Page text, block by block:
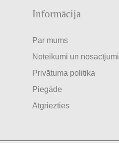
Informācija
Par mums
Noteikumi un nosacījumi
Privātuma politika
Piegāde
Atgriezties